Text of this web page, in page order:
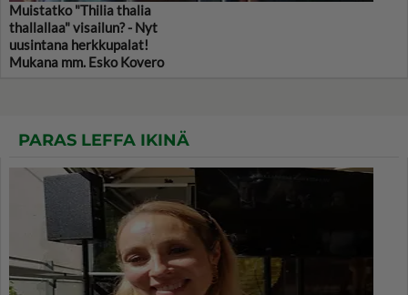
Muistatko "Thilia thalia
thallallaa" visailun? - Nyt
uusintana herkkupalat!
Mukana mm. Esko Kovero
PARAS LEFFA IKINÄ